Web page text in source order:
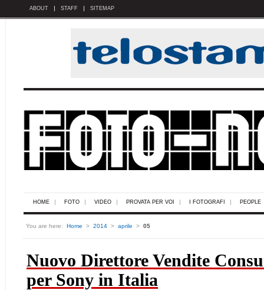
ABOUT STAFF SITEMAP
HOME FOTO VIDEO PROVATA PER VOI I FOTOGRAFI PEOPLE
You are here: Home > 2014 > aprile > 05
Nuovo Direttore Vendite
per Sony in Italia